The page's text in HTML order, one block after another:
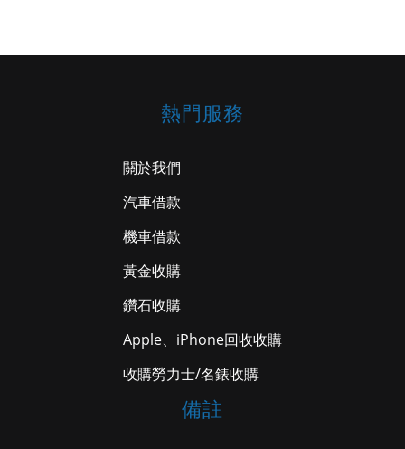
熱門服務
關於我們
汽車借款
機車借款
黃金收購
鑽石收購
Apple、iPhone回收收購
收購勞力士/名錶收購
備註